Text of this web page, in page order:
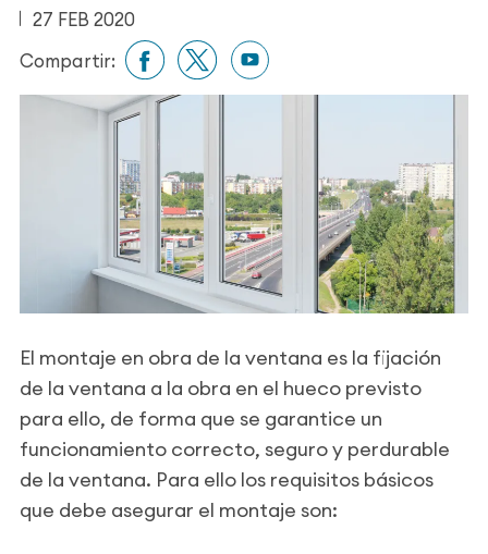
27 FEB 2020
Compartir:
El montaje en obra de la ventana es la fijación
de la ventana a la obra en el hueco previsto
para ello, de forma que se garantice un
funcionamiento correcto, seguro y perdurable
de la ventana. Para ello los requisitos básicos
que debe asegurar el montaje son: